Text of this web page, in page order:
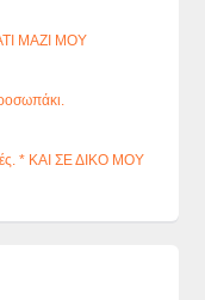
ΜΑΖΙ ΜΟΥ
* ΚΑΙ ΣΕ ΔΙΚΟ ΜΟΥ